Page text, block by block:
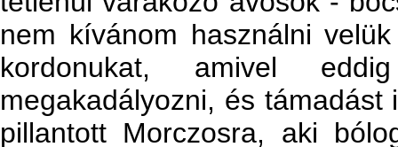
nem kívánom használni
kordonukat, amivel
megakadályozni, és
pillantott Morczosra, aki